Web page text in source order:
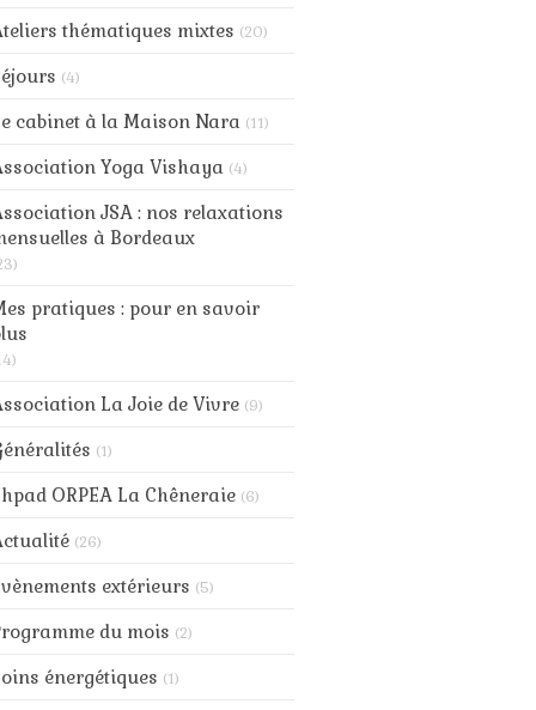
thématiques mixtes (20)
(4)
cabinet à la Maison Nara (11)
Yoga Vishaya (4)
JSA : nos relaxations
à Bordeaux
pratiques : pour en savoir
La Joie de Vivre (9)
(1)
ORPEA La Chêneraie (6)
(26)
extérieurs (5)
du mois (2)
énergétiques (1)